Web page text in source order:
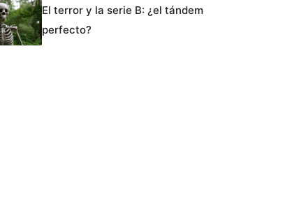
El terror y la serie B: ¿el tándem
perfecto?